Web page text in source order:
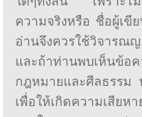
ความจริงหรือ ชื่อผู้เขี
อ่านจึงควรใช้วิจารณ
และถ้าท่านพบเห็นข้อ
กฎหมายและศีลธรรม
เพื่อให้เกิดความเสีย